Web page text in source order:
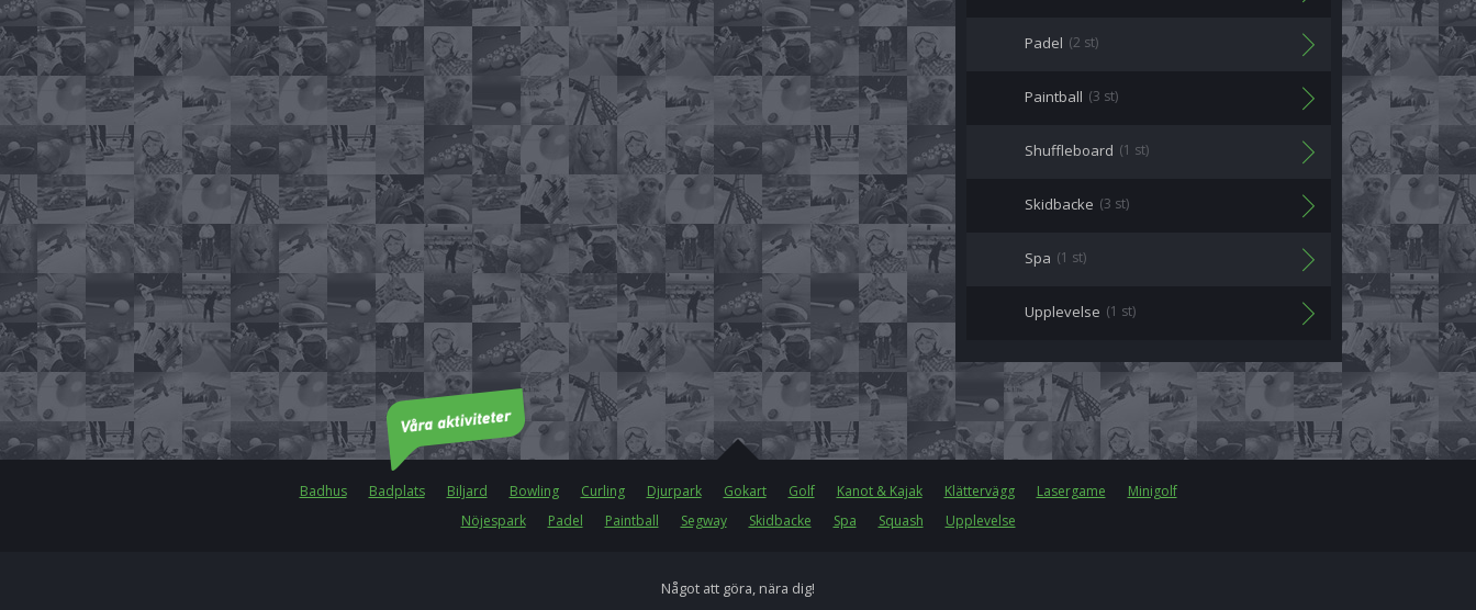
Padel (2 st)
Paintball (3 st)
Shuffleboard (1 st)
Skidbacke (3 st)
Spa (1 st)
Upplevelse (1 st)
Badhus Badplats Biljard Bowling Curling Djurpark Gokart Golf Kanot & Kajak Klättervägg Lasergame
Minigolf
Nöjespark
Padel Paintball Segway Skidbacke Spa Squash Upplevelse
Något att göra, nära dig!